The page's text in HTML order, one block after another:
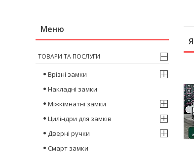
ТОВАРИ ТА ПОСЛУГИ
Врізні замки
Накладні замки
Міжкімнатні замки
Циліндри для замків
Дверні ручки
Смарт замки